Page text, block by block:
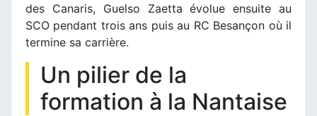
des Canaris, Guelso Zaetta évolue ensuite au
SCO pendant trois ans puis au RC Besançon où il
termine sa carrière.
Un pilier de la
formation à la Nantaise